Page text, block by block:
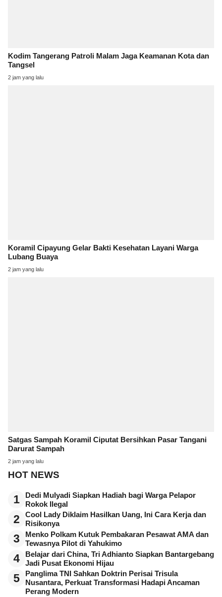
Kodim Tangerang Patroli Malam Jaga Keamanan Kota dan
Tangsel
2 jam yang lalu
Koramil Cipayung Gelar Bakti Kesehatan Layani Warga
Lubang Buaya
2 jam yang lalu
Satgas Sampah Koramil Ciputat Bersihkan Pasar Tangani
Darurat Sampah
2 jam yang lalu
HOT NEWS
1
Dedi Mulyadi Siapkan Hadiah bagi Warga Pelapor
Rokok Ilegal
2
Cool Lady Diklaim Hasilkan Uang, Ini Cara Kerja dan
Risikonya
3
Menko Polkam Kutuk Pembakaran Pesawat AMA dan
Tewasnya Pilot di Yahukimo
4
Belajar dari China, Tri Adhianto Siapkan Bantargebang
Jadi Pusat Ekonomi Hijau
5
Panglima TNI Sahkan Doktrin Perisai Trisula
Nusantara, Perkuat Transformasi Hadapi Ancaman
Perang Modern